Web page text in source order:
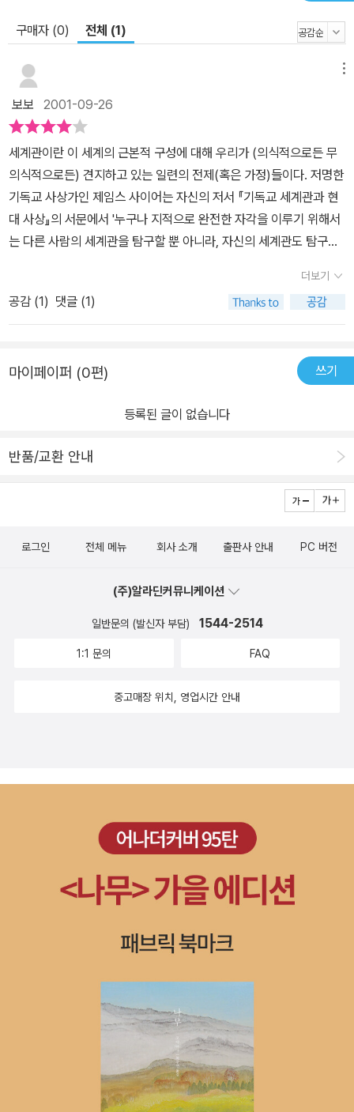
구매자 (0) 전체 (1)
보보 2001-09-26
세계관이란 이 세계의 근본적 구성에 대해 우리가 (의식적으로든 무
의식적으로든) 견지하고 있는 일련의 전제(혹은 가정)들이다. 저명한
기독교 사상가인 제임스 사이어는 자신의 저서 『기독교 세계관과 현
대 사상』의 서문에서 '누구나 지적으로 완전한 자각을 이루기 위해서
는 다른 사람의 세계관을 탐구할 뿐 아니라, 자신의 세계관도 탐구해
여러 분야의 서적들을 읽으며, 서서히 지적으로 자각한다는 것의 의
미를 어렴풋이 깨달아가던 나에게 제임스 사이어는 확실한 방향 감각
을 갖출 수 있게 '세계관'이라는 화두를 던져 준 것이다. 세계관, 이 것
어떤 일련의 가정들을 갖고 있다. 신이 있다고 믿으면 유신론자가 되
갖고 있는 게다. 세계관을 공부하는 것은 우리에게 더 큰 자유를 준다.
재한다는 사실을 이성적으로 받아들일 수 있게 된다. 영화를 보는 것,
우리는 율법주의로부터 더욱 자유할 수 있다. 하지만, 세계관 책은 다
관과 현대 사상』의 차례를 보면, 이신론, 자연주의, 허무주의, 범신론
어들이 주를 이룬다. 이렇게 세계관에 완전 초보인 사람을 위한 책을
하나 꼽으라면, 나는 성인경 씨의 『나의 세계관 뒤집기』추천한다. 성
될 것 같다) 공동체에서 세계관을 배워 가는 내용이라 기독교 세계관
실하진 않다. 물론 이 한 권으로 세계관을 정리하려는 욕심은 버려야
짧게나마 포스트모던시대의 특징인 상대주의를 언급하며 절대적 진
그 기독교적 세계관을 유명한 도이벨트의 '창조, 타락, 구속'이라는 세
가지 패러다임으로 제시한다. 아주 기초적이지만, 중요한 내용이기에
있을 것이다. 나머지 장은 성인경 씨의 개인적 얘기가 있고, 프란시스
다. 제일 마지막 장인 '가정은 추억의 박물관'에서는 건전한 가정 문화
와 부부간의 성에 대한 올바른 가치관을 보여준다. 개인적으로 성인
경 씨가 바라는 가정 문화를 꼭 만들어 보리라는 다짐을 하기도 했다.
세계관 완전 초보를 위한 유익하고 재미있는 책이다. '차마시는 것이
영적인가?' 이 질문에 금방 답변을 하지 못하는 그리스도인이라면 이
더보기
공감 (1) 댓글 (1)
마이페이퍼 (0편) 쓰기
등록된 글이 없습니다
반품/교환 안내
로그인 전체 메뉴 회사 소개 출판사 안내 PC 버전
(주)알라딘커뮤니케이션
일반문의 (발신자 부담) 1544-2514
1:1 문의 FAQ
중고매장 위치, 영업시간 안내